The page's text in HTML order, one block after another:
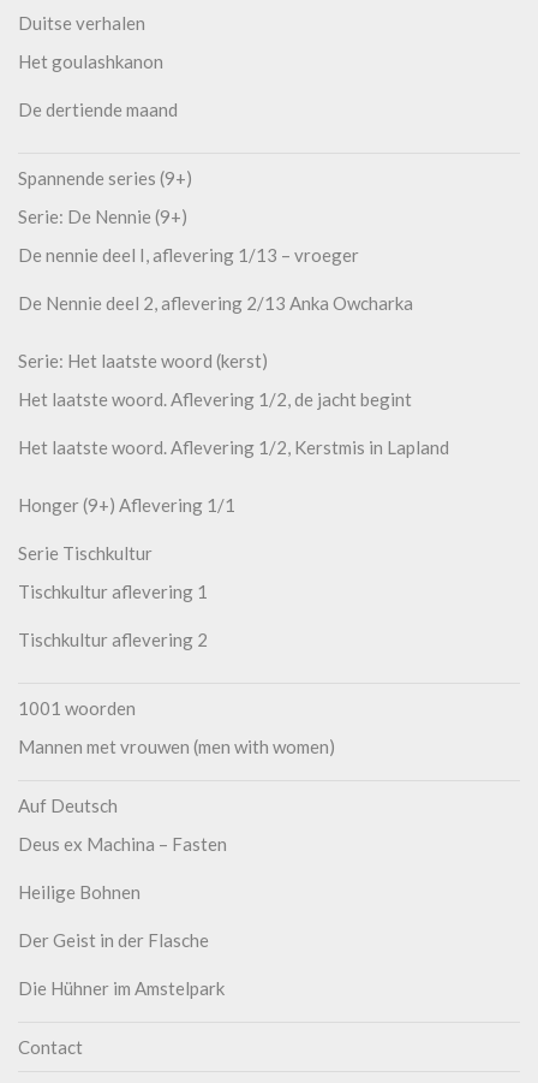
Duitse verhalen
Het goulashkanon
De dertiende maand
Spannende series (9+)
Serie: De Nennie (9+)
De nennie deel I, aflevering 1/13 – vroeger
De Nennie deel 2, aflevering 2/13 Anka Owcharka
Serie: Het laatste woord (kerst)
Het laatste woord. Aflevering 1/2, de jacht begint
Het laatste woord. Aflevering 1/2, Kerstmis in Lapland
Honger (9+) Aflevering 1/1
Serie Tischkultur
Tischkultur aflevering 1
Tischkultur aflevering 2
1001 woorden
Mannen met vrouwen (men with women)
Auf Deutsch
Deus ex Machina – Fasten
Heilige Bohnen
Der Geist in der Flasche
Die Hühner im Amstelpark
Contact